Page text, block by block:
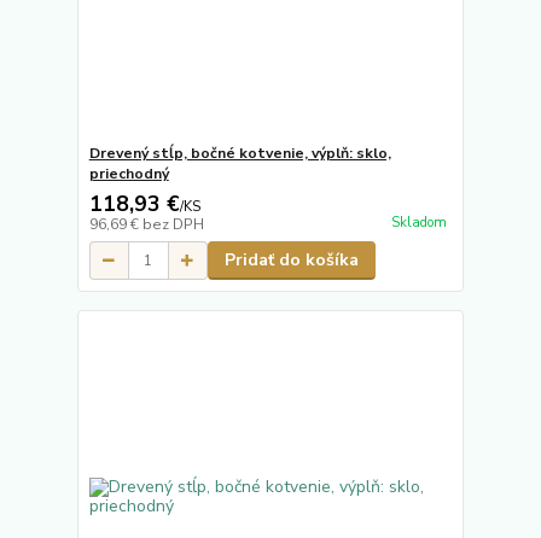
Drevený stĺp, bočné kotvenie, výplň: sklo,
priechodný
118,93 €/KS
96,69 € bez DPH Skladom
Pridať do košíka